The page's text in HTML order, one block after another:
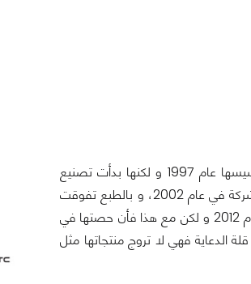
واحدة من كبري الشركات المصنعة للهواتف المحمولة و تم تأسيسها عام 1997 و لكنها بدأت تصنيع
الهواتف و المنتجات اللاسلكية من عام 1998 و تم انتج اول هواتف الشركة في عام 2002، و بالطبع تفوقت
علي الكثير من غرمائها في الفترة الأخيرة و خصوصاً في عام 2012 و لكن مع هذا فأن حصتها في
فهي لا تروج منتجاتها مثل